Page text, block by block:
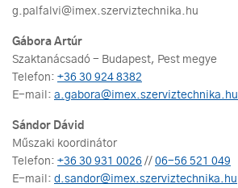
g.palfalvi@imex.szerviztechnika.hu
Gábora Artúr
Szaktanácsadó - Budapest, Pest megye
Telefon: +36 30 924 8382
E-mail: a.gabora@imex.szerviztechnika.hu
Sándor Dávid
Műszaki koordinátor
Telefon: +36 30 931 0026 // 06-56 521 049
E-mail: d.sandor@imex.szerviztechnika.hu